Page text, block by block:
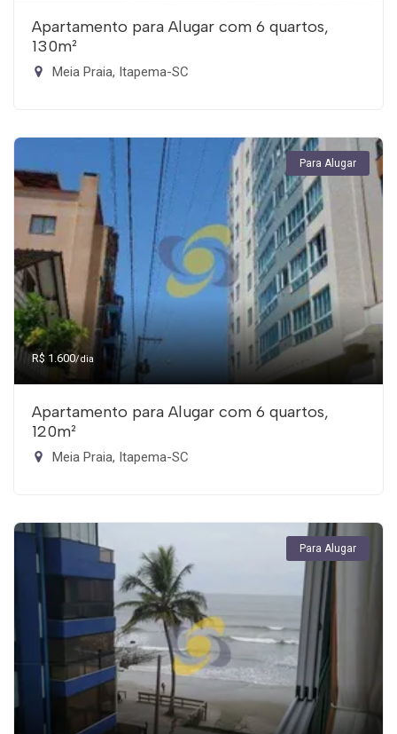
Apartamento para Alugar com 6 quartos,
130m²
Meia Praia, Itapema-SC
Para Alugar
R$ 1.600/dia
Apartamento para Alugar com 6 quartos,
120m²
Meia Praia, Itapema-SC
Para Alugar